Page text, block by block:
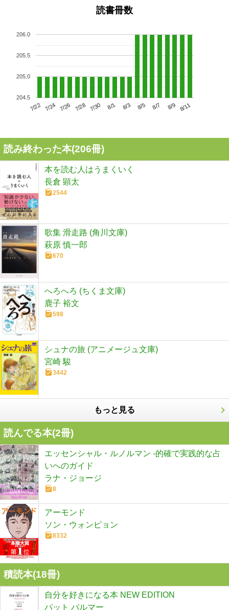
読書冊数
7/22 7/24 7/26 7/28 7/30 8/1 8/3 8/5 8/7 8/9 8/11
204.5
205.0
205.5
206.0
読み終わった本(206冊)
本を読む人はうまくいく
長倉 顕太
2544
歌集 滑走路 (角川文庫)
萩原 慎一郎
670
へろへろ (ちくま文庫)
鹿子 裕文
598
シュナの旅 (アニメージュ文庫)
宮崎 駿
3442
もっと見る
読んでる本(2冊)
エッセンシャル・ルノルマン -的確で実践的な占
いへのガイド
ラナ・ジョージ
8
アーモンド
ソン・ウォンピョン
8332
積読本(18冊)
自分を好きになる本 NEW EDITION
パット パルマー